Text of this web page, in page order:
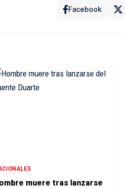
Facebook
muere tras lanzarse